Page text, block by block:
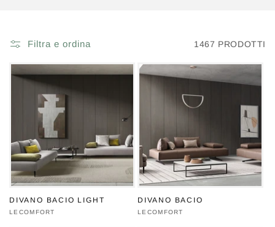
Filtra e ordina 1467 PRODOTTI
DIVANO BACIO LIGHT
Produttore:
LECOMFORT
DIVANO BACIO
Produttore:
LECOMFORT